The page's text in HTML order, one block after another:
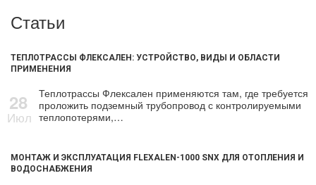
Статьи
ТЕПЛОТРАССЫ ФЛЕКСАЛЕН: УСТРОЙСТВО, ВИДЫ И ОБЛАСТИ
ПРИМЕНЕНИЯ
28
Июл
Теплотрассы Флексален применяются там, где требуется
проложить подземный трубопровод с контролируемыми
теплопотерями,…
МОНТАЖ И ЭКСПЛУАТАЦИЯ FLEXALEN-1000 SNX ДЛЯ ОТОПЛЕНИЯ И
ВОДОСНАБЖЕНИЯ